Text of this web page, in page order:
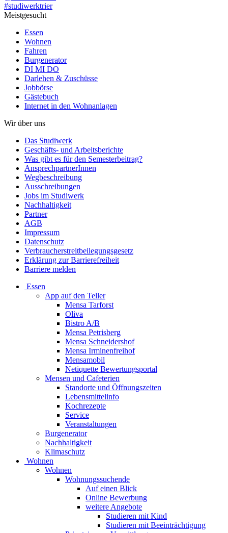
#studiwerktrier
Meistgesucht
Essen
Wohnen
Fahren
Burgenerator
DI MI DO
Darlehen & Zuschüsse
Jobbörse
Gästebuch
Internet in den Wohnanlagen
Wir über uns
Das Studiwerk
Geschäfts- und Arbeitsberichte
Was gibt es für den Semesterbeitrag?
AnsprechpartnerInnen
Wegbeschreibung
Ausschreibungen
Jobs im Studiwerk
Nachhaltigkeit
Partner
AGB
Impressum
Datenschutz
Verbraucherstreitbeilegungsgesetz
Erklärung zur Barrierefreiheit
Barriere melden
Essen
App auf den Teller
Mensa Tarforst
Oliva
Bistro A/B
Mensa Petrisberg
Mensa Schneidershof
Mensa Irminenfreihof
Mensamobil
Netiquette Bewertungsportal
Mensen und Cafeterien
Standorte und Öffnungszeiten
Lebensmittelinfo
Kochrezepte
Service
Veranstaltungen
Burgenerator
Nachhaltigkeit
Klimaschutz
Wohnen
Wohnen
Wohnungssuchende
Auf einen Blick
Online Bewerbung
weitere Angebote
Studieren mit Kind
Studieren mit Beeinträchtigung